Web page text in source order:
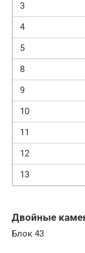
3
4
5
8
9
10
11
12
13
Двойные
Блок 43